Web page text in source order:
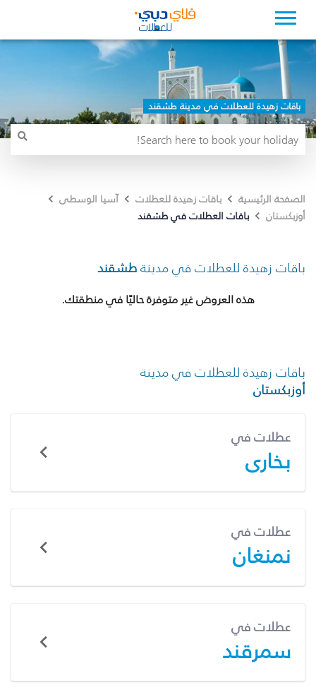
باقات زهيدة للعطلات في مدينة طشقند
الصفحة الرئيسية باقات زهيدة للعطلات
آسيا الوسطى
أوزبكستان
باقات العطلات في طشقند
باقات زهيدة للعطلات في مدينةطشقند
هذه العروض غير متوفرة حاليًا في منطقتك.
باقات زهيدة للعطلات في مدينة
أوزبكستان
عطلات في
بخارى
عطلات في
نمنغان
عطلات في
سمرقند